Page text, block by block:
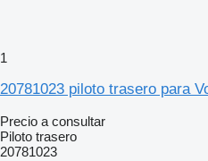
1
20781023 piloto trasero para
Precio a consultar
Piloto trasero
20781023